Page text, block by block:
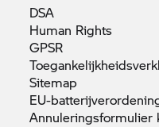
DSA
Human Rights
GPSR
Sitemap
EU-
Annuleringsformulier